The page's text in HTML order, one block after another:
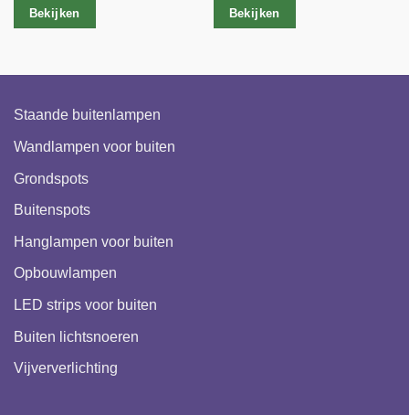
Bekijken Bekijken
Staande buitenlampen
Wandlampen voor buiten
Grondspots
Buitenspots
Hanglampen voor buiten
Opbouwlampen
LED strips voor buiten
Buiten lichtsnoeren
Vijververlichting